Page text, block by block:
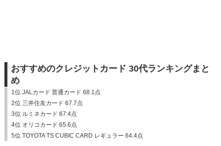
おすすめのクレジットカード 30代ランキングまと
め
1位 JALカード 普通カード 68.1点
2位 三井住友カード 67.7点
3位 ルミネカード 67.4点
4位 オリコカード 65.6点
5位 TOYOTA TS CUBIC CARD レギュラー 64.4点